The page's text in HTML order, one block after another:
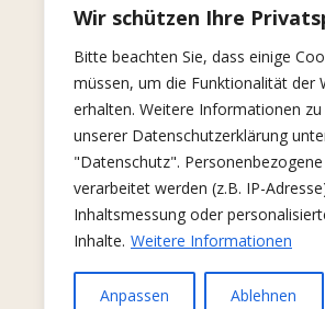
Wir schützen Ihre
Bitte beachten Sie, dass einige
müssen, um die Funktionalität der
erhalten. Weitere Informationen
unserer Datenschutzerklärung
"Datenschutz".
verarbeitet werden (z.B. IP-
Inhaltsmessung oder
Inhalte. Weitere Informationen
Anpassen Ablehnen